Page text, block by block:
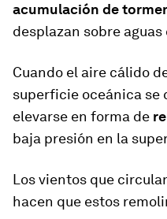
acumulación de
desplazan sobre aguas
Cuando el aire cálido
superficie oceánica se
elevarse en forma de
baja presión en la
Los vientos que
hacen que estos